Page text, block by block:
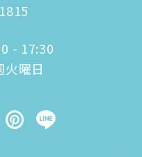
- 17:30
曜日